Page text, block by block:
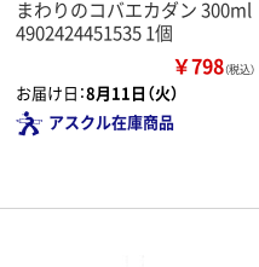
まわりのコバエカダン 300ml
4902424451535 1個
￥798（税込）
お届け日：8月11日（火）
アスクル在庫商品